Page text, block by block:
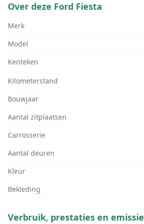
Over deze Ford Fiesta
Merk
Model
Kenteken
Kilometerstand
Bouwjaar
Aantal zitplaatsen
Carrosserie
Aantal deuren
Kleur
Bekleding
Verbruik, prestaties en emissie